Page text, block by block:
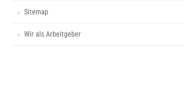
Sitemap
Wir als Arbeitgeber